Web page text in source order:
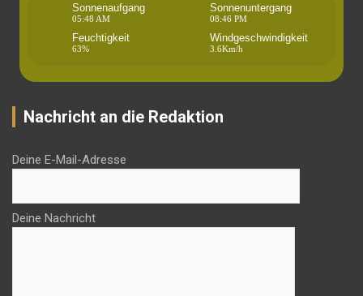
Sonnenaufgang
05:48 AM
Sonnenuntergang
08:46 PM
Feuchtigkeit
63%
Windgeschwindigkeit
3.6Km/h
Nachricht an die Redaktion
Deine E-Mail-Adresse
Deine Nachricht